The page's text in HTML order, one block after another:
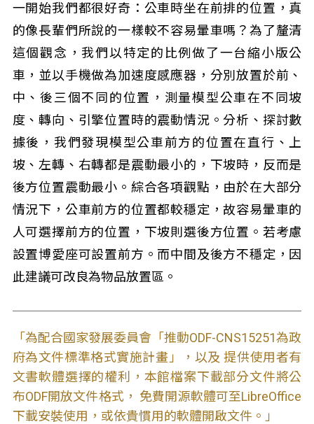
一開始我們都很好奇：公車時坐在前排的位置，真
的像長輩們所說的一樣較不容易暈車嗎？為了釐清
這個觀念，我們以特定的比例做了一台縮小版公
車，並以手機做為加速度感應器，分別放置於前、
中、後三個不同的位置，測量模型公車在不同坡
度、轉向、引擎位置時的震動情況。分析、探討數
據後，我們發現模型公車前方的位置在直行、上
坡、左轉、右轉都是震動最小的，下坡時，反而是
後方位置震動最小。綜合各項觀點，由於在大部分
情況下，公車前方的位置都較穩定，故容易暈車的
人可選擇前方的位置，下坡則選後方位置。若考慮
設置博愛座可設置前方。而中間及後方不穩定，因
此建議可改良為物品放置區。
「為配合國家發展委員會「推動ODF-CNS15251為政
府為文件標準格式實施計畫」，以及 提供使用者有
文書軟體選擇的權利，本館檔案下載部分文件將公
布ODF開放文件格式， 免費開源軟體可至LibreOffice
下載安裝使用，或依貴慣用的軟體開啟文件。」